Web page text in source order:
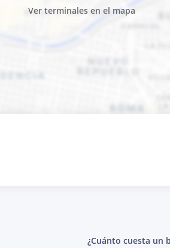
Ver terminales en el mapa
¿Cuánto cuesta un